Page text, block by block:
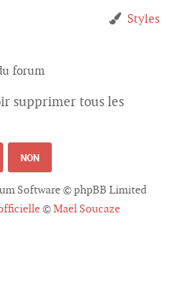
Styles
forum
supprimer tous les
Software © phpBB Limited
©Maël Soucaze